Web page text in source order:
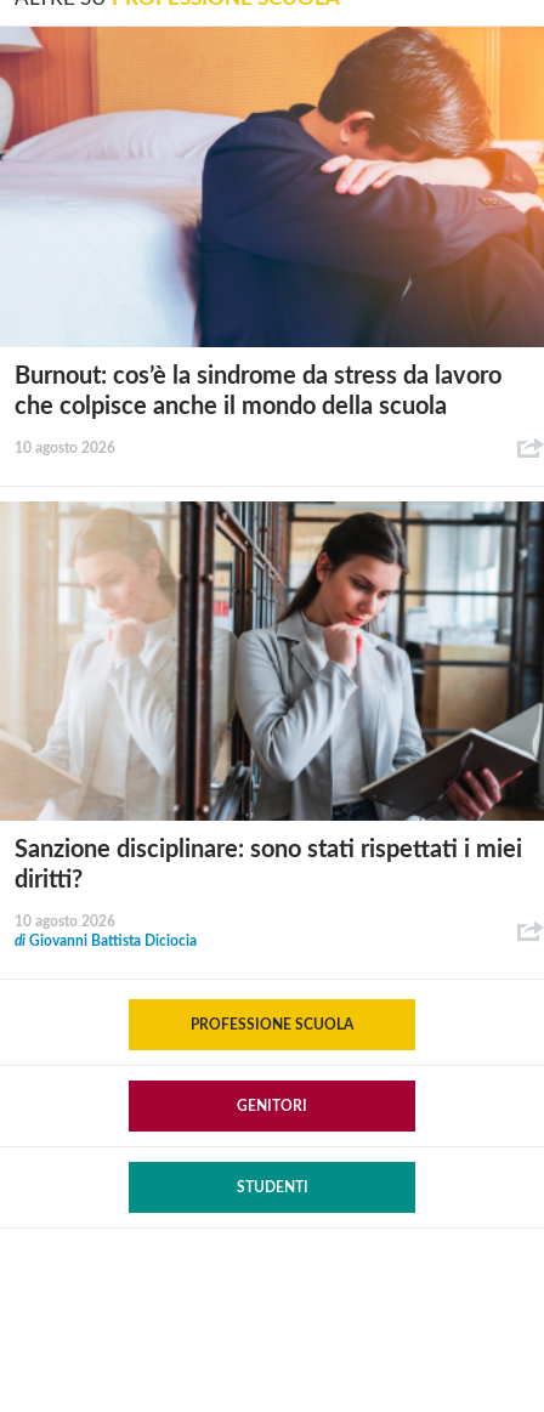
Burnout: cos’è la sindrome da stress da lavoro
che colpisce anche il mondo della scuola
10 agosto 2026
Sanzione disciplinare: sono stati rispettati i miei
diritti?
10 agosto 2026
di Giovanni Battista Diciocia
PROFESSIONE SCUOLA
GENITORI
STUDENTI